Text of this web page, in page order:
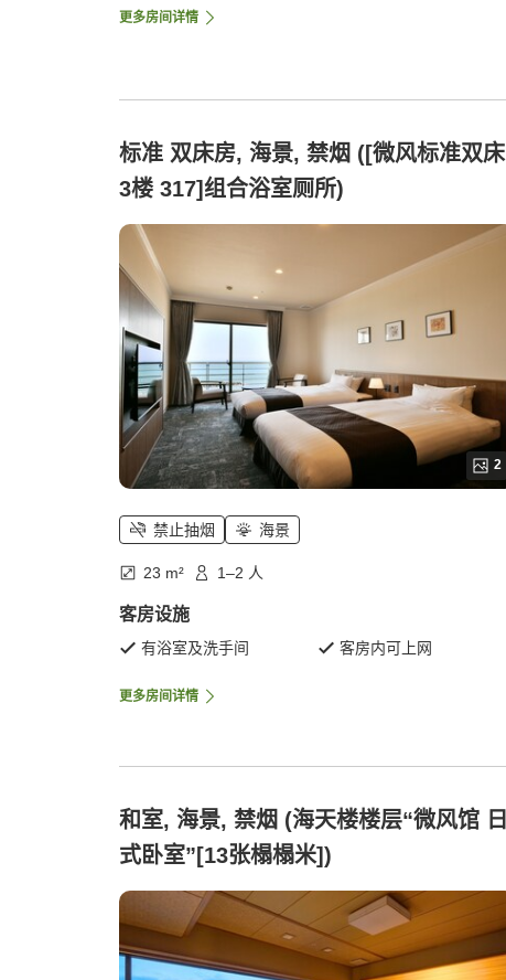
更多房间详情
标准 双床房, 海景, 禁烟 ([微风标准双床
3楼 317]组合浴室厕所)
2
禁止抽烟 海景
23 m² 1–2 人
客房设施
有浴室及洗手间 客房内可上网
更多房间详情
和室, 海景, 禁烟 (海天楼楼层“微风馆 日
式卧室”[13张榻榻米])